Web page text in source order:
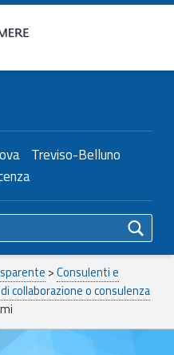
Unioncamere del Veneto
Treviso-Belluno
>Consulenti e
collaborazione o consulenza